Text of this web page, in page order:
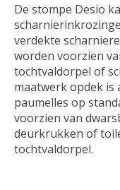
De stompe Desio
verdekte
worden voorzien
tochtvaldorpel of
maatwerk opdek is
paumelles op
voorzien van
deurkrukken of
tochtvaldorpel.